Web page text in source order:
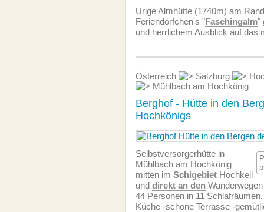
Urige Almhütte (1740m) am
Feriendörfchen's "Faschingalm"
und herrlichem Ausblick auf das
Österreich Salzburg
Mühlbach am Hochkönig
Berghof - Hütte in den
Hochkönigs
Selbstversorgerhütte in
Mühlbach am Hochkönig
mitten im Schigebiet Hochkeil
und direkt an den
44 Personen in 11
Küche -schöne Terrasse -